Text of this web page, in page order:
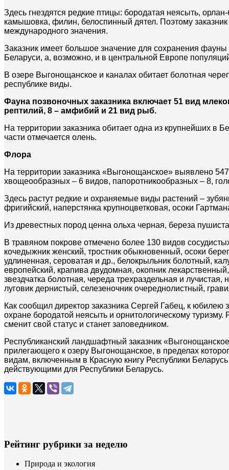
Здесь гнездятся редкие птицы: бородатая неясыть,
камышовка, филин, белоспинный дятел. Поэтому
международного значения.
Заказник имеет большое значение для сохранения
Беларуси, а, возможно, и в центральной Европе
В озере Выгонощанское и каналах обитает болотная
республике виды.
Фауна позвоночных заказника включает 51 вид
рептилий, 8 – амфибий и 21 вид рыб.
На территории заказника обитает одна из крупнейших в
части отмечается олень.
Флора
На территории заказника «Выгонощанское» выявлено
хвощеообразных – 6 видов, папоротникообразных – 8,
Здесь растут редкие и охраняемые виды растений –
фригийский, наперстянка крупноцветковая, осоки
Из древестных пород ценна ольха черная, береза
В травяном покрове отмечено более 130 видов
кочедыжник женский, тростник обыкновенный, осоки
удлиненная, сероватая и др., белокрыльник болотный,
европейский, крапива двудомная, окопник
звездчатка болотная, череда трехраздельная и
луговик дернистый, селезеночник очереднолистный,
Как сообщил директор заказника Сергей Габец, к
охране бородатой неясыть и орнитологическому
сменит свой статус и станет заповедником.
Республиканский ландшафтный заказник
прилегающего к озеру Выгонощанское, в пределах
видам, включенным в Красную книгу Республики
действующими для Республики Беларусь.
Рейтинг рубрики за неделю
Природа и экология